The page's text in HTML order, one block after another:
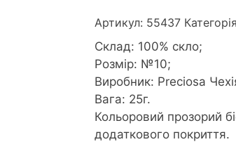
10/0
25г
(45*11)
свiтло-
зелений
мелований
кількість
Артикул: 55437
Склад: 100% скло;
Розмір: №10;
Виробник: Preciosa
Вага: 25г.
Кольоровий прозорий
додаткового покриття.